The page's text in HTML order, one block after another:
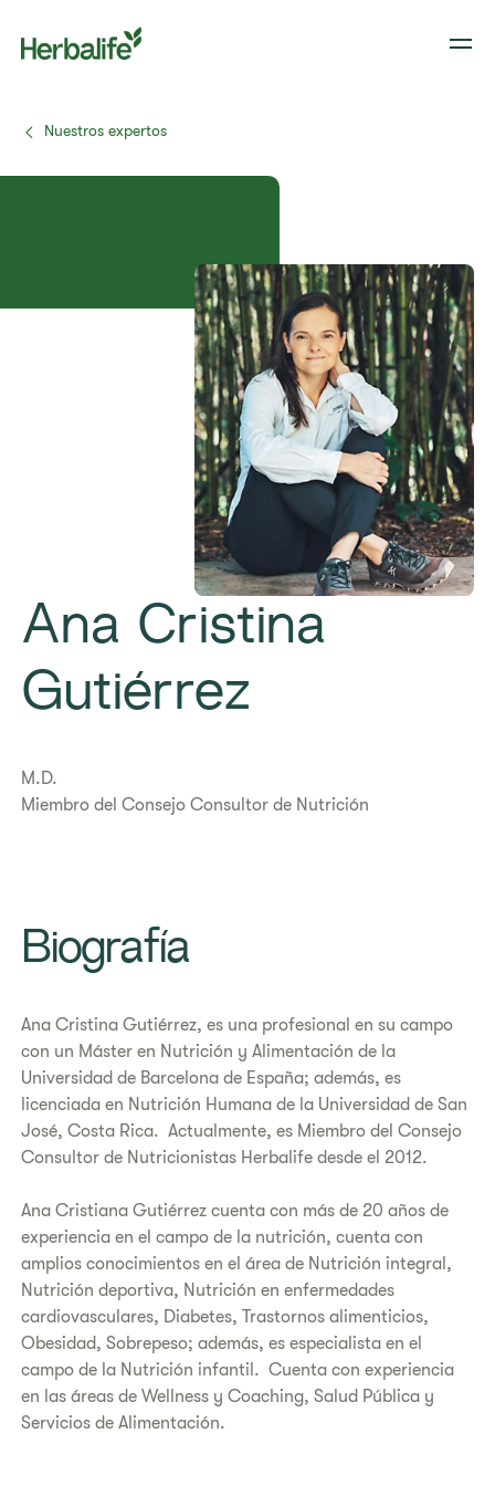
Nuestros expertos
Ana Cristina
Gutiérrez
M.D.
Miembro del Consejo Consultor de Nutrición
Biografía
Ana Cristina Gutiérrez, es una profesional en su campo
con un Máster en Nutrición y Alimentación de la
Universidad de Barcelona de España; además, es
licenciada en Nutrición Humana de la Universidad de San
José, Costa Rica. Actualmente, es Miembro del Consejo
Consultor de Nutricionistas Herbalife desde el 2012.
Ana Cristiana Gutiérrez cuenta con más de 20 años de
experiencia en el campo de la nutrición, cuenta con
amplios conocimientos en el área de Nutrición integral,
Nutrición deportiva, Nutrición en enfermedades
cardiovasculares, Diabetes, Trastornos alimenticios,
Obesidad, Sobrepeso; además, es especialista en el
campo de la Nutrición infantil. Cuenta con experiencia
en las áreas de Wellness y Coaching, Salud Pública y
Servicios de Alimentación.